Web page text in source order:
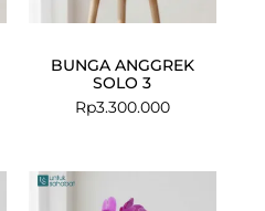
BUNGA ANGGREK
SOLO 3
Rp3.300.000